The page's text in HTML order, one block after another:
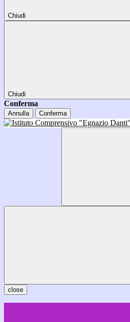
Chiudi
Chiudi
Conferma
Annulla Conferma
close